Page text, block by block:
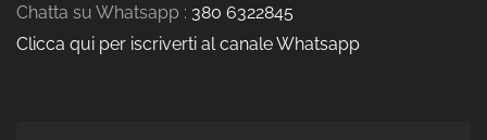
Chatta su Whatsapp : 380 6322845
Clicca qui per iscriverti al canale Whatsapp